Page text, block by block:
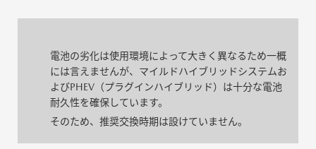
電池の劣化は使用環境によって大きく異なるため一概
には言えませんが、マイルドハイブリッドシステムお
よびPHEV（プラグインハイブリッド）は十分な電池
耐久性を確保しています。
そのため、推奨交換時期は設けていません。